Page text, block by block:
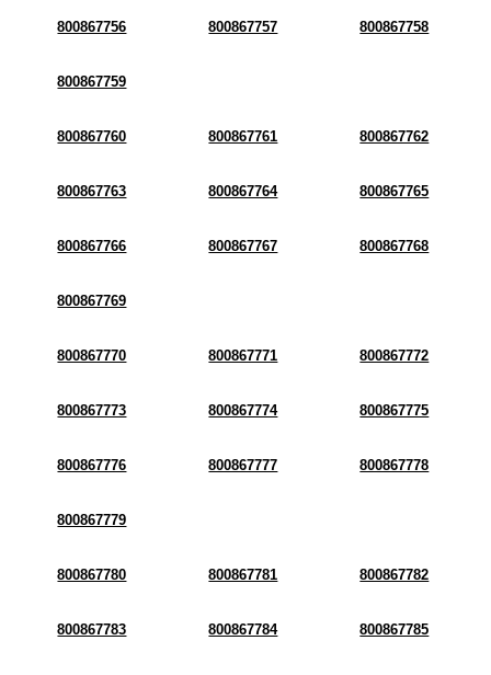
800867756 800867757 800867758
800867759
800867760 800867761 800867762
800867763 800867764 800867765
800867766 800867767 800867768
800867769
800867770 800867771 800867772
800867773 800867774 800867775
800867776 800867777 800867778
800867779
800867780 800867781 800867782
800867783 800867784 800867785